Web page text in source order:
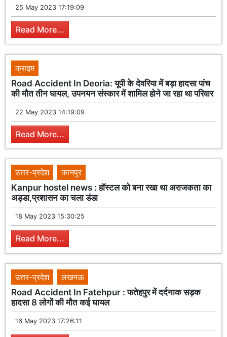
25 May 2023 17:19:09
Read More...
क्राइम
Road Accident In Deoria: यूपी के देवरिया में बड़ा हादसा पांच
की मौत तीन घायल, उपनयन संस्कार में शामिल होने जा रहा था परिवार
22 May 2023 14:19:09
Read More...
उत्तर-प्रदेश
कानपुर
Kanpur hostel news : हॉस्टल को बना रखा था अराजकता का
अड्डा,प्रशासन का चला डंडा
18 May 2023 15:30:25
Read More...
उत्तर-प्रदेश
लखनऊ
Road Accident In Fatehpur : फतेहपुर में दर्दनाक सड़क
हादसा 8 लोगों की मौत कई घायल
16 May 2023 17:26:11